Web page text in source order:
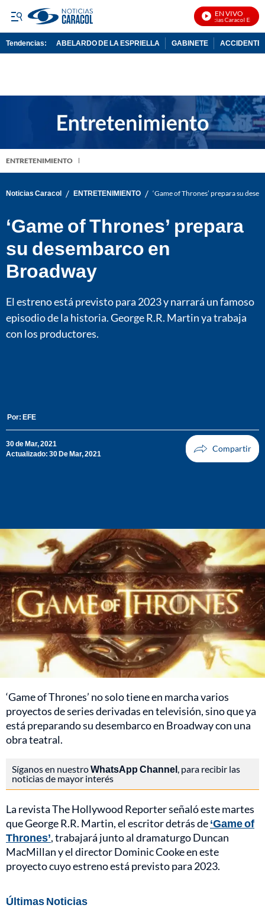
EN VIVO
Noticias Caracol En Vivo
Tendencias: ABELARDO DE LA ESPRIELLA GABINETE ACCIDENTE
ENTRETENIMIENTO
Noticias Caracol / ENTRETENIMIENTO / ‘Game of Thrones’ prepara su
‘Game of Thrones’ prepara
su desembarco en
Broadway
El estreno está previsto para 2023 y narrará un famoso
episodio de la historia. George R.R. Martin ya trabaja
con los productores.
Por: EFE
30 de Mar, 2021
Actualizado: 30 De Mar, 2021
‘Game of Thrones’ no solo tiene en marcha varios
proyectos de series derivadas en televisión, sino que ya
está preparando su desembarco en Broadway con una
obra teatral.
Síganos en nuestroWhatsApp Channel, para recibir las
noticias de mayor interés
La revista The Hollywood Reporter señaló este martes
que George R.R. Martin, el escritor detrás de‘Game of
Thrones’, trabajará junto al dramaturgo Duncan
MacMillan y el director Dominic Cooke en este
proyecto cuyo estreno está previsto para 2023.
Últimas Noticias